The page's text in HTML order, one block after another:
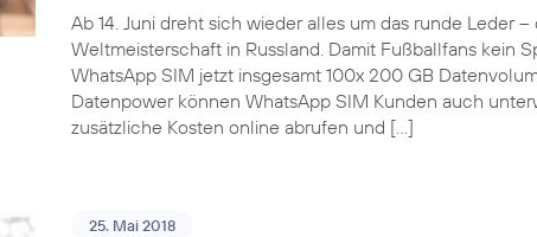
Ab 14. Juni dreht sich wieder alles um das runde Leder
Weltmeisterschaft in Russland. Damit Fußballfans kein
WhatsApp SIM jetzt insgesamt 100x 200 GB
Datenpower können WhatsApp SIM Kunden auch
zusätzliche Kosten online abrufen und […]
25. Mai 2018